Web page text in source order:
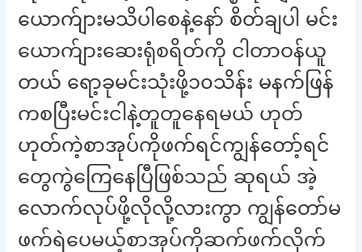
ယောက်ျားမသိပါစေနဲ့နော် စိတ်ချပါ မင်း
ယောက်ျားဆေးရုံစရိတ်ကို ငါတာဝန်ယူ
တယ် ရော့ခုမင်းသုံးဖို့၁၀သိန်း မနက်ဖြန်
ကစပြီးမင်းငါနဲ့တူတူနေရမယ် ဟုတ်
ဟုတ်ကဲ့စာအုပ်ကိုဖက်ရင်ကျွန်တော့်ရင်
တွေကွဲကြေနေပြီဖြစ်သည် ဆုရယ် အဲ့
လောက်လုပ်ဖို့လိုလို့လားကွာ ကျွန်တော်မ
ဖက်ရဲပေမယ့်စာအုပ်ကိုဆက်ဖက်လိုက်